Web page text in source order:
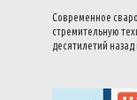
Современное
стремительную
десятилетий